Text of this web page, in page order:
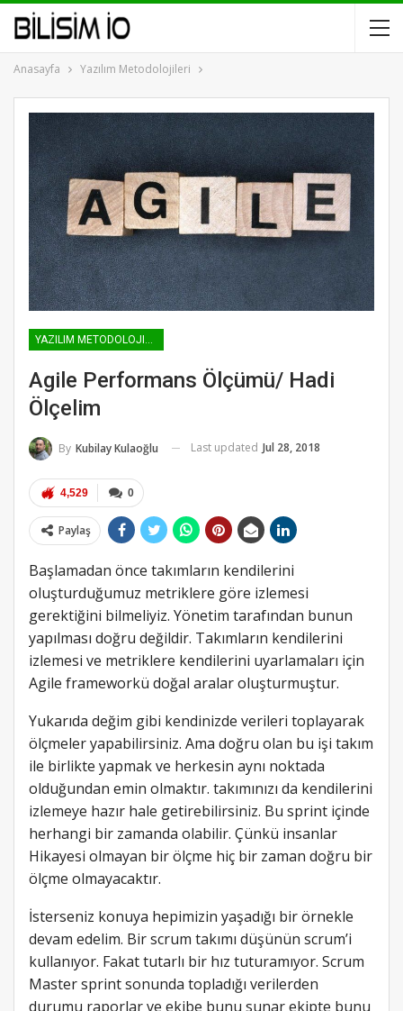
Anasayfa Yazılım Metodolojileri
YAZILIM METODOLOJILERI
Agile Performans Ölçümü/ Hadi
Ölçelim
By Kubilay Kulaoğlu Last updated Jul 28, 2018
0
4,529
Paylaş
Başlamadan önce takımların kendilerini
oluşturduğumuz metriklere göre izlemesi
gerektiğini bilmeliyiz. Yönetim tarafından bunun
yapılması doğru değildir. Takımların kendilerini
izlemesi ve metriklere kendilerini uyarlamaları için
Agile frameworkü doğal aralar oluşturmuştur.
Yukarıda değim gibi kendinizde verileri toplayarak
ölçmeler yapabilirsiniz. Ama doğru olan bu işi takım
ile birlikte yapmak ve herkesin aynı noktada
olduğundan emin olmaktır. takımınızı da kendilerini
izlemeye hazır hale getirebilirsiniz. Bu sprint içinde
herhangi bir zamanda olabilir. Çünkü insanlar
Hikayesi olmayan bir ölçme hiç bir zaman doğru bir
ölçme olmayacaktır.
İsterseniz konuya hepimizin yaşadığı bir örnekle
devam edelim. Bir scrum takımı düşünün scrum’i
kullanıyor. Fakat tutarlı bir hız tuturamıyor. Scrum
Master sprint sonunda topladığı verilerden
durumu raporlar ve ekibe bunu sunar ekipte bunu